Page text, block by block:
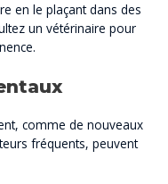
en le plaçant dans des
un vétérinaire pour
comme de nouveaux
fréquents, peuvent